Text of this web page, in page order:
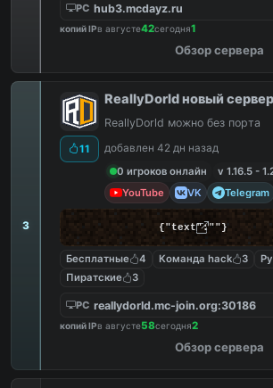
PC hub3.mcdayz.ru
копий IPв августе42сегодня1
Обзор сервера
3
11
ReallyDorld новый сервер
ReallyDorld можно без порта
добавлен 42 дн назад
0 игроков онлайн
v 1.16.5 -
YouTube
VK Telegram
{"text":""}
Бесплатные 4 Команда hack 3
Пиратские
3
PC reallydorld.mc-join.org:30186
копий IPв августе58сегодня2
Обзор сервера